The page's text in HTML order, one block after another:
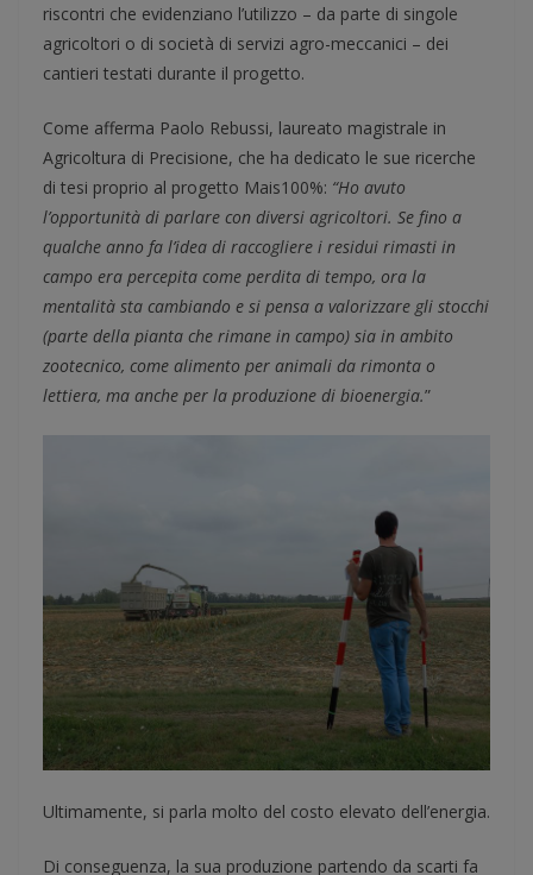
riscontri che evidenziano l’utilizzo – da parte di singole
agricoltori o di società di servizi agro-meccanici – dei
cantieri testati durante il progetto.
Come afferma Paolo Rebussi, laureato magistrale in
Agricoltura di Precisione, che ha dedicato le sue ricerche
di tesi proprio al progetto Mais100%: “Ho avuto
l’opportunità di parlare con diversi agricoltori. Se fino a
qualche anno fa l’idea di raccogliere i residui rimasti in
campo era percepita come perdita di tempo, ora la
mentalità sta cambiando e si pensa a valorizzare gli stocchi
(parte della pianta che rimane in campo) sia in ambito
zootecnico, come alimento per animali da rimonta o
lettiera, ma anche per la produzione di bioenergia.”
Ultimamente, si parla molto del costo elevato dell’energia.
Di conseguenza, la sua produzione partendo da scarti fa